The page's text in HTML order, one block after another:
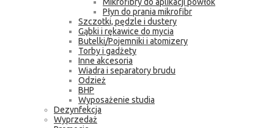
Płyn do prania mikrofibr
Szczotki, pędzle i dustery
Gąbki i rękawice do mycia
Butelki/Pojemniki i atomizery
Torby i gadżety
Inne akcesoria
Wiadra i separatory brudu
Odzież
BHP
Wyposażenie studia
Dezynfekcja
Wyprzedaż